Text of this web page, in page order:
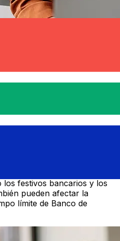
transferencia de
?
transferencias
Loja varían según el
de la transacción y el país
las transferencias
entre 1 y 5 días
festivos bancarios y los
pueden afectar la
límite de Banco de